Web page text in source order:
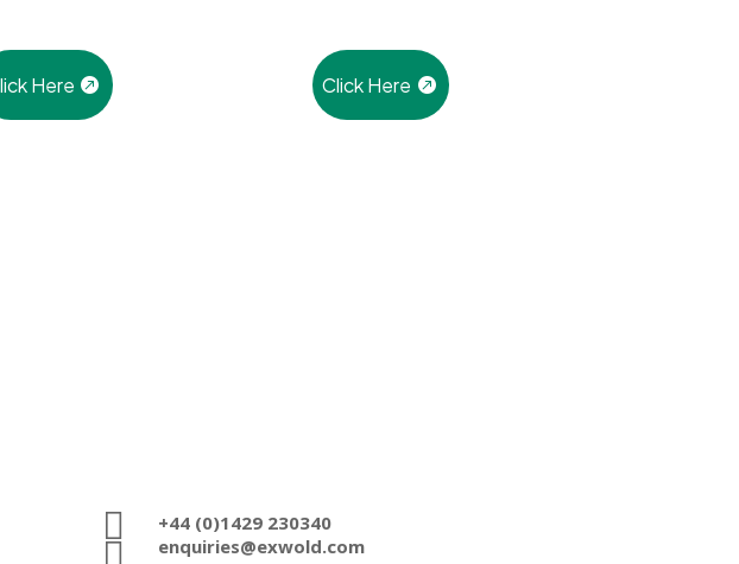
Here Click Here
 +44 (0)1429 230340
 enquiries@exwold.com